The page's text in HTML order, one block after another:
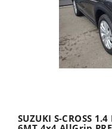
SUZUKI S-CROSS